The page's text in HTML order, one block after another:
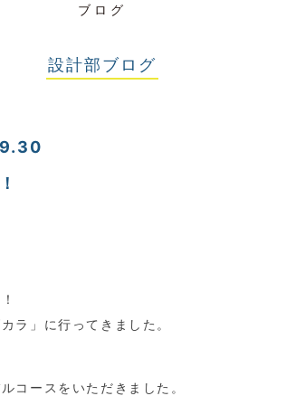
ブログ
設計部ブログ
ラ」に行ってきました。
コースをいただきました。